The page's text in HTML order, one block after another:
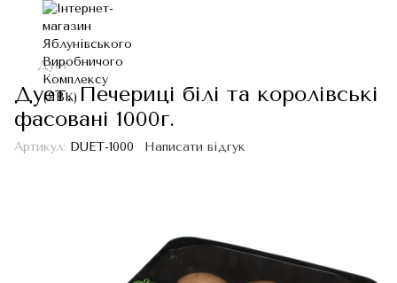
Дует
Дует. Печериці білі та королівські
фасовані 1000г.
Артикул: DUET-1000 Написати відгук